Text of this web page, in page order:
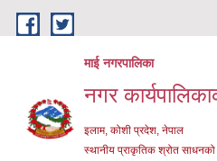
Skip to main content
माई नगरपालिका
नगर
इलाम, कोशी प्रदेश, नेपाल
स्थानीय प्राकृतिक श्रोत